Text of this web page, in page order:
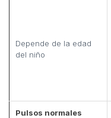
Depende de la edad
del niño
Pulsos normales